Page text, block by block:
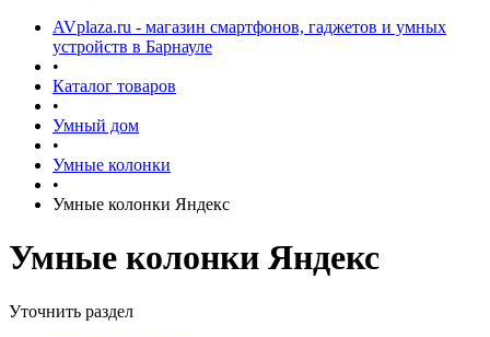
AVplaza.ru - магазин смартфонов, гаджетов и умных
устройств в Барнауле
•
Каталог товаров
•
Умный дом
•
Умные колонки
•
Умные колонки Яндекс
Умные колонки Яндекс
Уточнить раздел